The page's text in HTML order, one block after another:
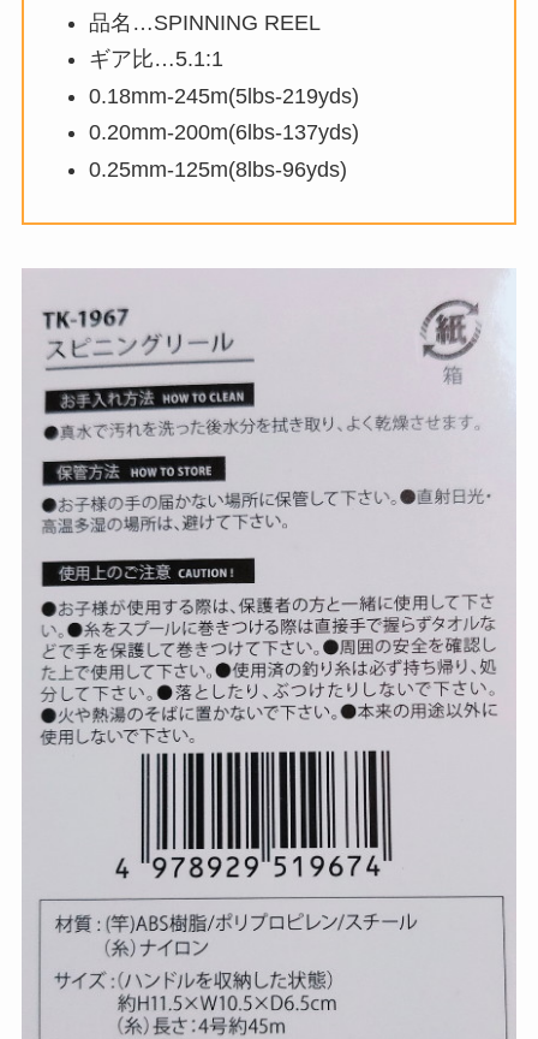
品名…SPINNING REEL
ギア比…5.1:1
0.18mm-245m(5lbs-219yds)
0.20mm-200m(6lbs-137yds)
0.25mm-125m(8lbs-96yds)